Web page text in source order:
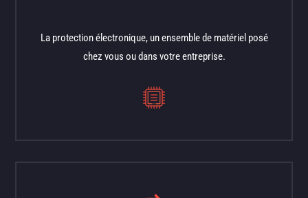
La protection électronique, un ensemble de matériel posé
chez vous ou dans votre entreprise.